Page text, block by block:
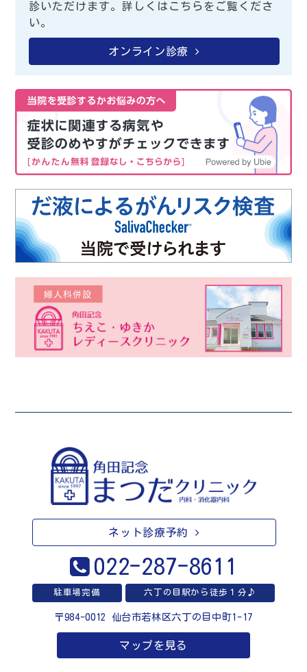
診いただけます。詳しくはこちらをご覧くださ
い。
オンライン診療
ネット診療予約
022-287-8611
駐車場完備 六丁の目駅から徒歩１分♪
〒984-0012 仙台市若林区六丁の目中町1-17
マップを見る